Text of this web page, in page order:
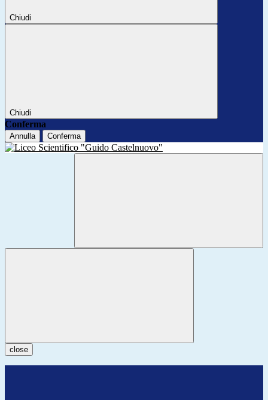
Chiudi
Chiudi
Conferma
Annulla Conferma
close